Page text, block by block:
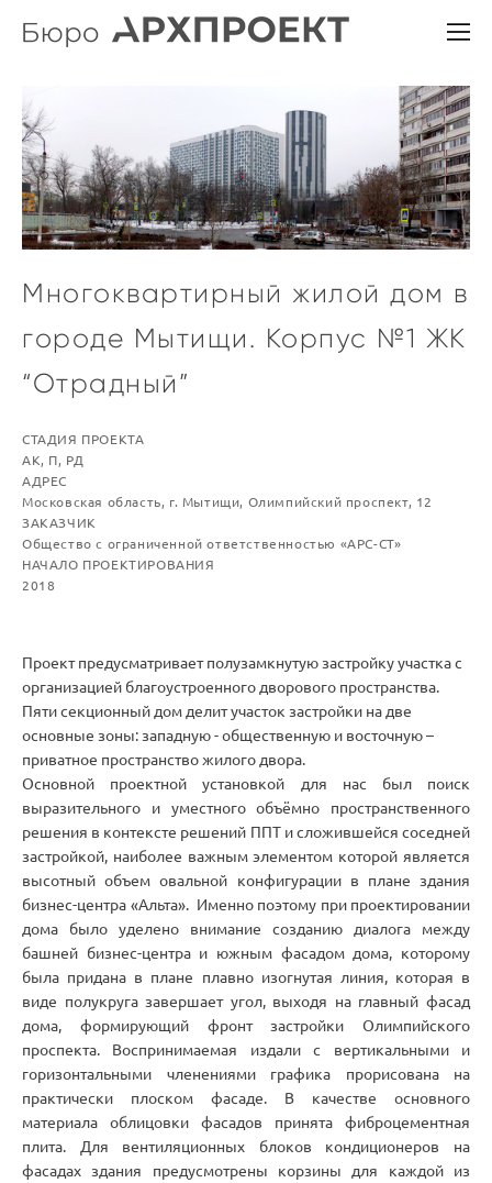
Многоквартирный жилой дом в
городе Мытищи. Корпус №1 ЖК
“Отрадный”
СТАДИЯ ПРОЕКТА
АК, П, РД
AДРЕС
Московская область, г. Мытищи, Олимпийский проспект, 12
ЗАКАЗЧИК
Общество с ограниченной ответственностью «АРС-СТ»
НАЧАЛО ПРОЕКТИРОВАНИЯ
2018
Проект предусматривает полузамкнутую застройку участка с
организацией благоустроенного дворового пространства.
Пяти секционный дом делит участок застройки на две
основные зоны: западную - общественную и восточную –
приватное пространство жилого двора.
Основной проектной установкой для нас был поиск
выразительного и уместного объёмно пространственного
решения в контексте решений ППТ и сложившейся соседней
застройкой, наиболее важным элементом которой является
высотный объем овальной конфигурации в плане здания
бизнес-центра «Альта». Именно поэтому при проектировании
дома было уделено внимание созданию диалога между
башней бизнес-центра и южным фасадом дома, которому
была придана в плане плавно изогнутая линия, которая в
виде полукруга завершает угол, выходя на главный фасад
дома, формирующий фронт застройки Олимпийского
проспекта. Воспринимаемая издали с вертикальными и
горизонтальными членениями графика прорисована на
практически плоском фасаде. В качестве основного
материала облицовки фасадов принята фиброцементная
плита. Для вентиляционных блоков кондиционеров на
фасадах здания предусмотрены корзины для каждой из